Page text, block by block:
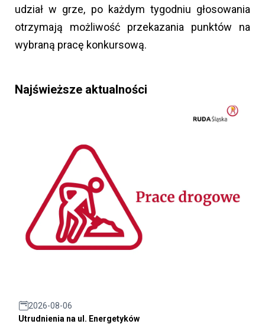
udział w grze, po każdym tygodniu głosowania
otrzymają możliwość przekazania punktów na
wybraną pracę konkursową.
Najświeższe aktualności
2026-08-06
Utrudnienia na ul. Energetyków